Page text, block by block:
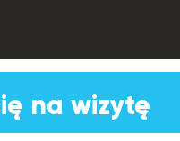
na wizytę